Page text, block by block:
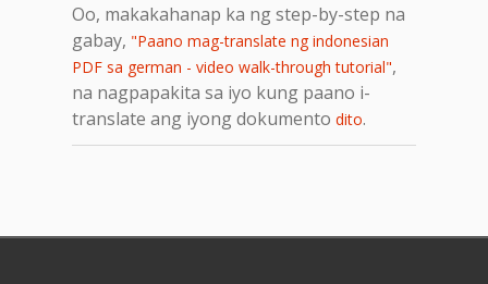
Oo, makakahanap ka ng step-by-step na
gabay, "Paano mag-translate ng indonesian
PDF sa german - video walk-through tutorial",
na nagpapakita sa iyo kung paano i-
translate ang iyong dokumento dito.